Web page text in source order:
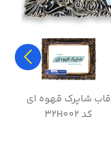
قاب شاپرک قهوه ای
کد 32H002